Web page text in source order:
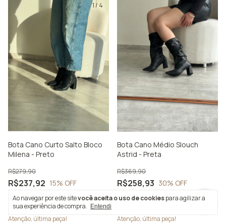
Ao navegar por este sitevocê aceita o uso de cookiespara agilizar a
sua experiência de compra.
Entendi
1/ 4
Bota Cano Curto Salto Bloco
Milena - Preto
R$237,92
R$279,90
15% OFF
R$226,02comPix
Atenção, última peça!
1/5
Bota Cano Médio Slouch
Astrid - Preta
R$258,93
R$369,90
30% OFF
Atenção, última peça!